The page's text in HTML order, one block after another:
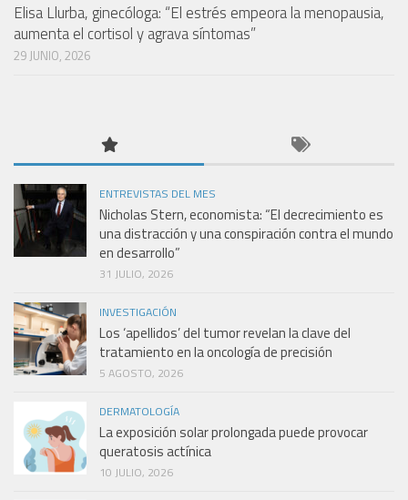
Elisa Llurba, ginecóloga: “El estrés empeora la menopausia,
aumenta el cortisol y agrava síntomas”
29 JUNIO, 2026
ENTREVISTAS DEL MES
Nicholas Stern, economista: “El decrecimiento es
una distracción y una conspiración contra el mundo
en desarrollo”
31 JULIO, 2026
INVESTIGACIÓN
Los ‘apellidos’ del tumor revelan la clave del
tratamiento en la oncología de precisión
5 AGOSTO, 2026
DERMATOLOGÍA
La exposición solar prolongada puede provocar
queratosis actínica
10 JULIO, 2026